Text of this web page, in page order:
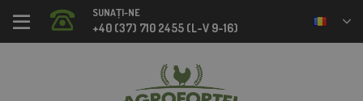
SUNAȚI-NE
+40 (37) 710 2455 (L-V 9-16)